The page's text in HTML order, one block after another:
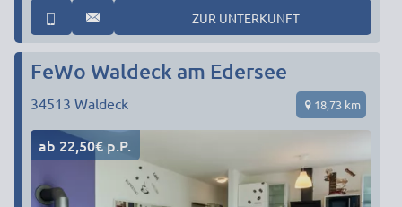
ZUR UNTERKUNFT
FeWo Waldeck am Edersee
34513 Waldeck 18,73 km
ab 22,50€ p.P.